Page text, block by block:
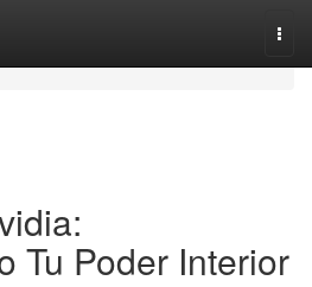
Tu Poder Interior